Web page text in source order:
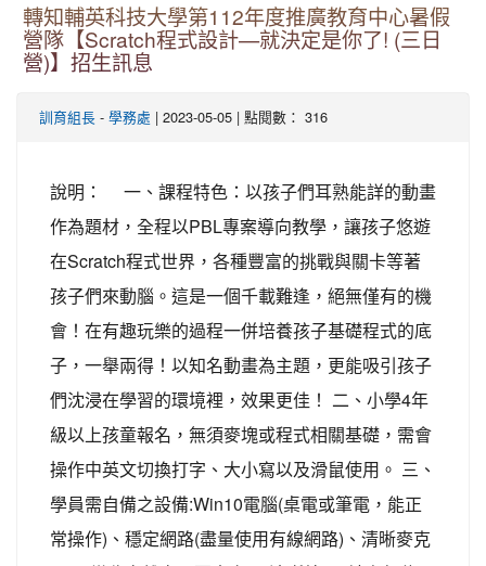
轉知輔英科技大學第112年度推廣教育中心暑假
營隊【Scratch程式設計—就決定是你了! (三日
營)】招生訊息
訓育組長 - 學務處 | 2023-05-05 | 點閱數： 316
說明： 一、課程特色：以孩子們耳熟能詳的動畫
作為題材，全程以PBL專案導向教學，讓孩子悠遊
在Scratch程式世界，各種豐富的挑戰與關卡等著
孩子們來動腦。這是一個千載難逢，絕無僅有的機
會！在有趣玩樂的過程一併培養孩子基礎程式的底
子，一舉兩得！以知名動畫為主題，更能吸引孩子
們沈浸在學習的環境裡，效果更佳！ 二、小學4年
級以上孩童報名，無須麥塊或程式相關基礎，需會
操作中英文切換打字、大小寫以及滑鼠使用。 三、
學員需自備之設備:Win10電腦(桌電或筆電，能正
常操作)、穩定網路(盡量使用有線網路)、清晰麥克